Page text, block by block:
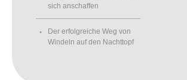
sich anschaffen
Der erfolgreiche Weg von
Windeln auf den Nachttopf